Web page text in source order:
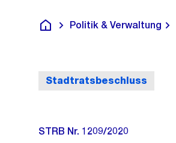
Deutsch
Politik & Verwaltung
Stadtratsbeschluss
STRB Nr. 1209/2020